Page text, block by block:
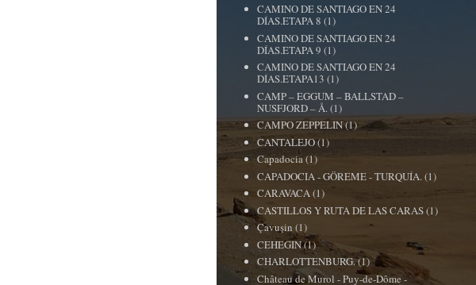
CAMINO DE SANTIAGO EN 24
DÍAS.ETAPA 8 (1)
CAMINO DE SANTIAGO EN 24
DÍAS.ETAPA 9 (1)
CAMINO DE SANTIAGO EN 24
DÍAS.ETAPA13 (1)
CAMP – EGGUM – BALLSTAD –
NUSFJORD – Å. (1)
CAMPO ZEPPELIN(1)
CANTALEJO(1)
Capadocia(1)
CAPADOCIA - GÖREME - TURQUÍA. (1)
CARAVACA(1)
CASTILLOS Y RUTA DE LAS CARAS(1)
Çavuşin (1)
CEHEGIN(1)
CHARLOTTENBURG.(1)
Château de Murol - Puy-de-Dôme -